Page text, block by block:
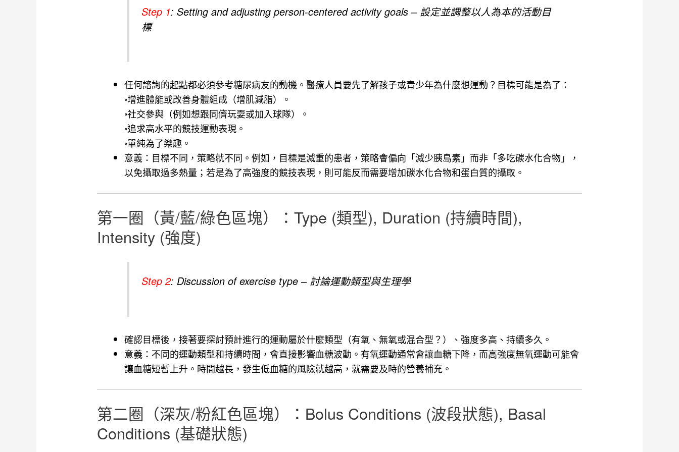
Step 1: Setting and adjusting person-centered activity goals – 設定並調整以人為本的活動目
標
任何諮詢的起點都必須參考糖尿病友的動機。醫療人員要先了解孩子或青少年為什麼想運動？目標可能是為了：
◦增進體能或改善身體組成（增肌減脂）。
◦社交參與（例如想跟同儕玩耍或加入球隊）。
◦追求高水平的競技運動表現。
◦單純為了樂趣。
意義：目標不同，策略就不同。例如，目標是減重的患者，策略會偏向「減少胰島素」而非「多吃碳水化合物」，
以免攝取過多熱量；若是為了高強度的競技表現，則可能反而需要增加碳水化合物和蛋白質的攝取。
第一圈（黃/藍/綠色區塊）：Type (類型), Duration (持續時間),
Intensity (強度)
Step 2: Discussion of exercise type – 討論運動類型與生理學
確認目標後，接著要探討預計進行的運動屬於什麼類型（有氧、無氧或混合型？）、強度多高、持續多久。
意義：不同的運動類型和持續時間，會直接影響血糖波動。有氧運動通常會讓血糖下降，而高強度無氧運動可能會
讓血糖短暫上升。時間越長，發生低血糖的風險就越高，就需要及時的營養補充。
第二圈（深灰/粉紅色區塊）：Bolus Conditions (波段狀態), Basal
Conditions (基礎狀態)